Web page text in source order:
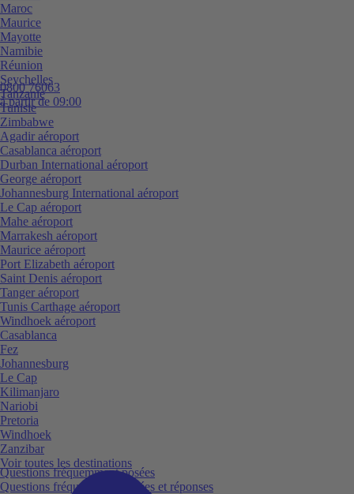
0800 76063
à partir de 09:00
Questions fréquemment posées
Questions fréquemment posées et réponses
Maroc
Maurice
Mayotte
Namibie
Réunion
Seychelles
Tanzanie
Tunisie
Zimbabwe
Agadir aéroport
Casablanca aéroport
Durban International aéroport
George aéroport
Johannesburg International aéroport
Le Cap aéroport
Mahe aéroport
Marrakesh aéroport
Maurice aéroport
Port Elizabeth aéroport
Saint Denis aéroport
Tanger aéroport
Tunis Carthage aéroport
Windhoek aéroport
Casablanca
Fez
Johannesburg
Le Cap
Kilimanjaro
Nariobi
Pretoria
Windhoek
Zanzibar
Voir toutes les destinations